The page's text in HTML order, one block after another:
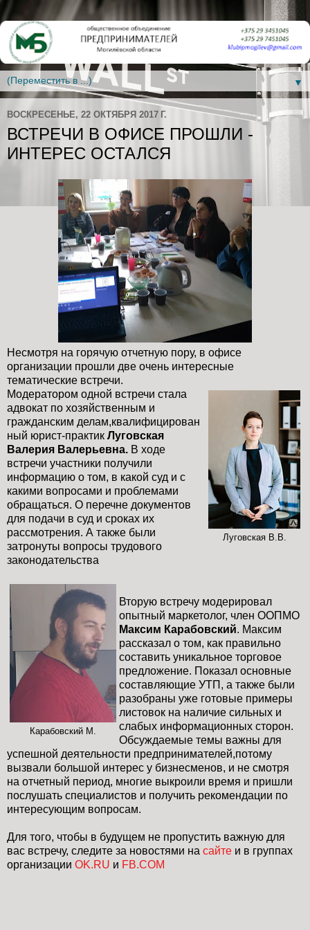
▼
ВОСКРЕСЕНЬЕ, 22 ОКТЯБРЯ 2017 Г.
ВСТРЕЧИ В ОФИСЕ ПРОШЛИ -
ИНТЕРЕС ОСТАЛСЯ
Несмотря на горячую отчетную пору, в офисе
организации прошли две очень интересные
тематические встречи.
Луговская В.В.
Модератором одной встречи стала
адвокат по хозяйственным и
гражданским делам,квалифицирован
ный юрист-практик Луговская
Валерия Валерьевна. В ходе
встречи участники получили
информацию о том, в какой суд и с
какими вопросами и проблемами
обращаться. О перечне документов
для подачи в суд и сроках их
рассмотрения. А также были
затронуты вопросы трудового
законодательства
Карабовский М.
Вторую встречу модерировал
опытный маркетолог, член ООПМО
Максим Карабовский. Максим
рассказал о том, как правильно
составить уникальное торговое
предложение. Показал основные
составляющие УТП, а также были
разобраны уже готовые примеры
листовок на наличие сильных и
слабых информационных сторон.
Обсуждаемые темы важны для
успешной деятельности предпринимателей,потому
вызвали большой интерес у бизнесменов, и не смотря
на отчетный период, многие выкроили время и пришли
послушать специалистов и получить рекомендации по
интересующим вопросам.
Для того, чтобы в будущем не пропустить важную для
вас встречу, следите за новостями на сайте и в группах
организации OK.RU и FB.COM